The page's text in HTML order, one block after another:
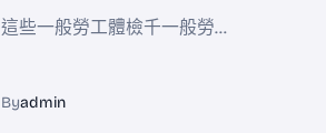
這些一般勞工體檢千一般勞…
Byadmin